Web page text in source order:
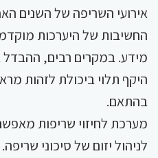
אירועי השריפה של השנים
החשיבות של היערכות
מידע. במקרים רבים, ההבדל
היקף תלוי ביכולת לזהות
בהתאם.
מערכת לחיזוי שריפות
לניהול יזום של סיכוני